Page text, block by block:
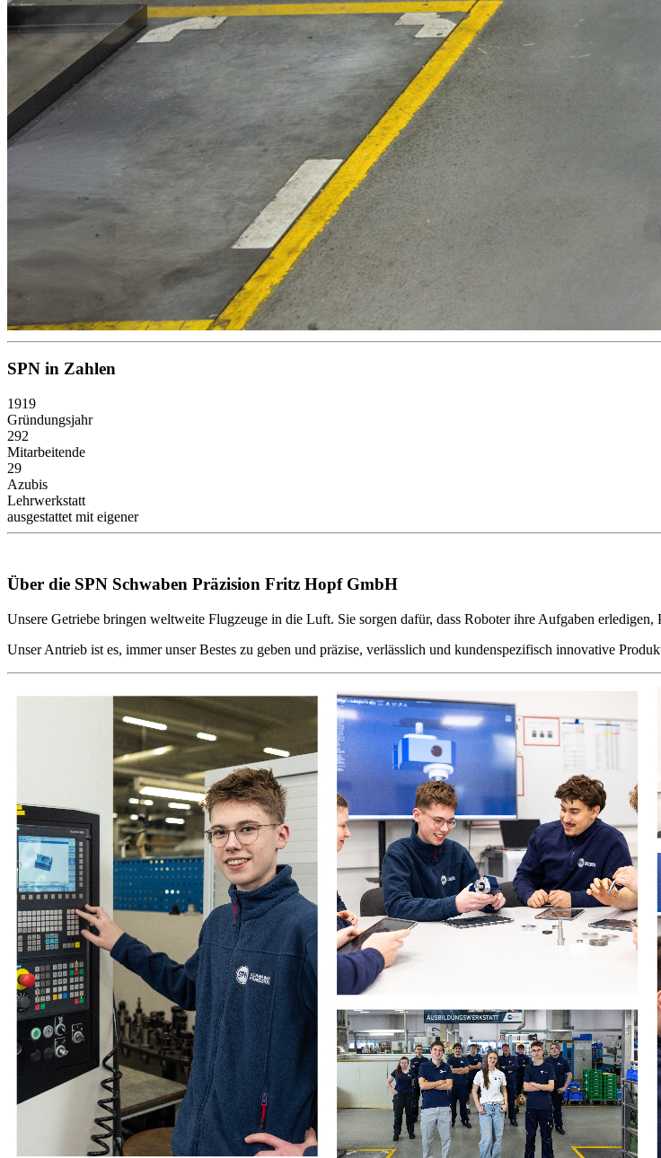
SPN in Zahlen
1919
Gründungsjahr
292
Mitarbeitende
29
Azubis
Lehrwerkstatt
ausgestattet mit eigener
Über die SPN Schwaben Präzision Fritz Hopf GmbH
Unsere Getriebe bringen weltweite Flugzeuge in die Luft. Sie sorgen dafür, dass Roboter ihre Aufgaben
Unser Antrieb ist es, immer unser Bestes zu geben und präzise, verlässlich und kundenspezifisch innovative